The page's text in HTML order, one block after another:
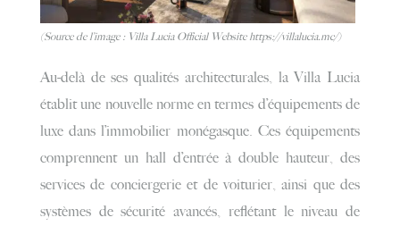
(Source de l’image : Villa Lucia Official Website https://villalucia.mc/)
Au-delà de ses qualités architecturales, la Villa Lucia
établit une nouvelle norme en termes d’équipements de
luxe dans l’immobilier monégasque. Ces équipements
comprennent un hall d’entrée à double hauteur, des
services de conciergerie et de voiturier, ainsi que des
systèmes de sécurité avancés, reflétant le niveau de